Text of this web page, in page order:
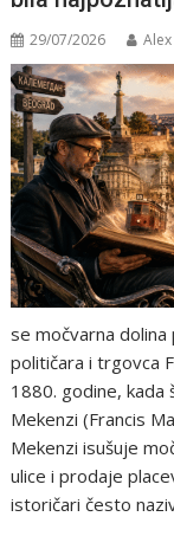
29/07/2026 Alex
se močvarna dolina
političara i trgovca
1880. godine, kada
Mekenzi (Francis
Mekenzi isušuje
ulice i prodaje
istoričari često